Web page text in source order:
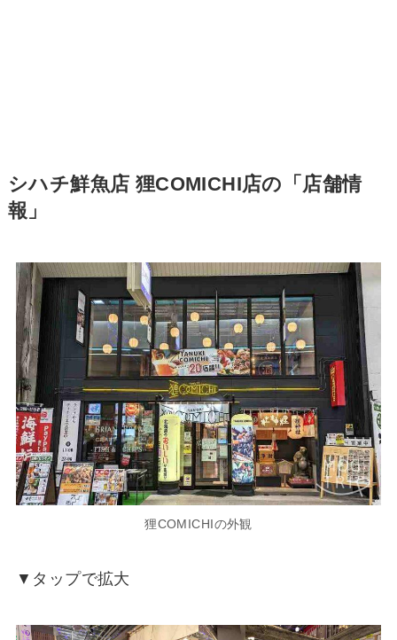
シハチ鮮魚店 狸COMICHI店の「店舗情
報」
狸COMICHIの外観
▼タップで拡大